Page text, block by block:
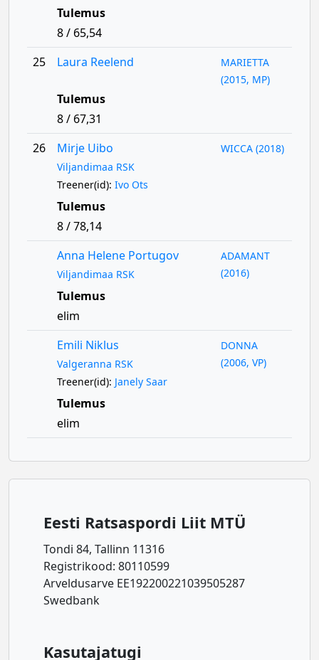
Tulemus
8 / 65,54
25
Laura Reelend
MARIETTA
(2015, MP)
Tulemus
8 / 67,31
26
Mirje Uibo
Viljandimaa RSK
Treener(id): Ivo Ots
WICCA (2018)
Tulemus
8 / 78,14
Anna Helene Portugov
Viljandimaa RSK
ADAMANT
(2016)
Tulemus
elim
Emili Niklus
Valgeranna RSK
Treener(id): Janely Saar
DONNA
(2006, VP)
Tulemus
elim
Eesti Ratsaspordi Liit MTÜ
Tondi 84, Tallinn 11316
Registrikood: 80110599
Arveldusarve EE192200221039505287
Swedbank
Kasutajatugi